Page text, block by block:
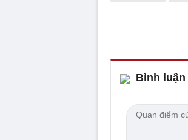
Bình luận